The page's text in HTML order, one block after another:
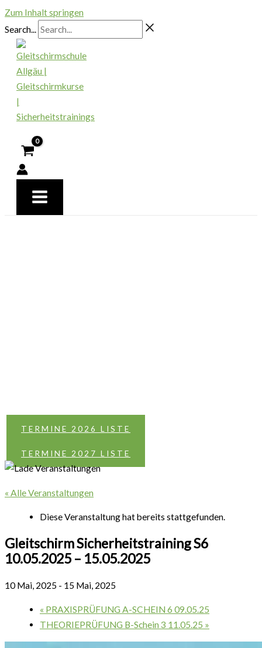
Zum Inhalt springen
Search...
TERMINE 2026 LISTE
TERMINE 2027 LISTE
« Alle Veranstaltungen
Diese Veranstaltung hat bereits stattgefunden.
Gleitschirm Sicherheitstraining S6
10.05.2025 – 15.05.2025
10 Mai, 2025 - 15 Mai, 2025
« PRAXISPRÜFUNG A-SCHEIN 6 09.05.25
THEORIEPRÜFUNG B-Schein 3 11.05.25 »